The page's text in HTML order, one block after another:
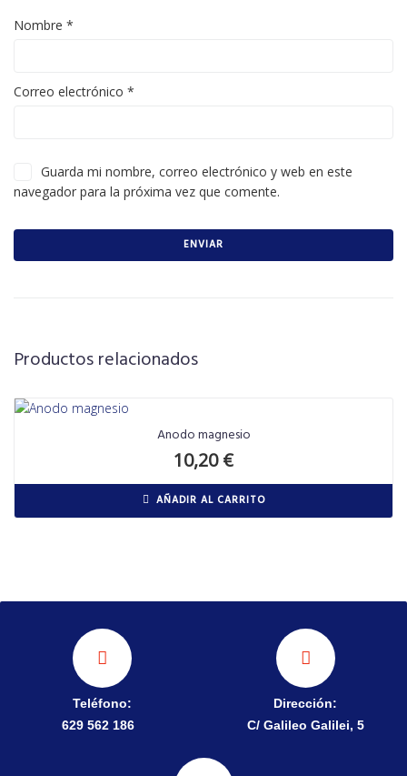
Nombre *
Correo electrónico *
Guarda mi nombre, correo electrónico y web en este
navegador para la próxima vez que comente.
Productos relacionados
Anodo magnesio
10,20€
AÑADIR AL CARRITO
Teléfono:
629 562 186
Dirección:
C/ Galileo Galilei, 5